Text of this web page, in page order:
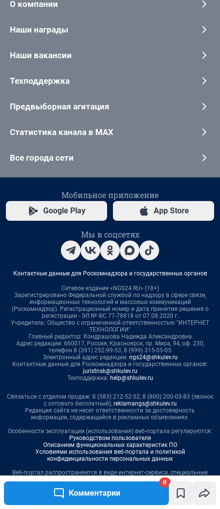
Комментарии
0